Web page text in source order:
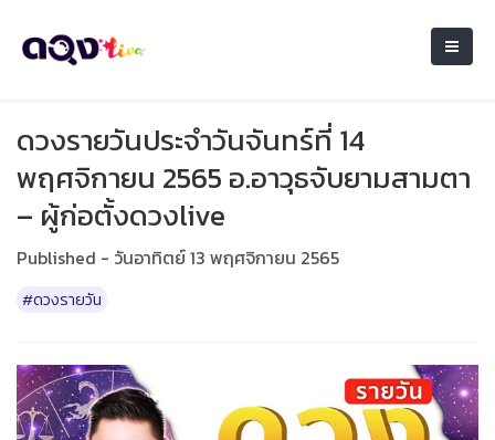
ดวงรายวันประจำวันจันทร์ที่ 14
พฤศจิกายน 2565 อ.อาวุธจับยามสามตา
– ผู้ก่อตั้งดวงlive
Published - วันอาทิตย์ 13 พฤศจิกายน 2565
#ดวงรายวัน